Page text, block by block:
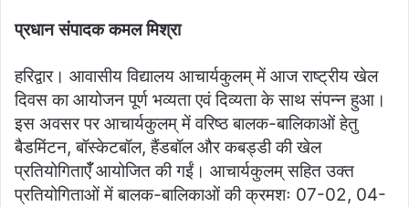
प्रधान संपादक कमल मिश्रा
हरिद्वार। आवासीय विद्यालय आचार्यकुलम् में आज राष्ट्रीय खेल
दिवस का आयोजन पूर्ण भव्यता एवं दिव्यता के साथ संपन्न हुआ।
इस अवसर पर आचार्यकुलम् में वरिष्ठ बालक-बालिकाओं हेतु
बैडमिंटन, बॉस्केटबॉल, हैंडबॉल और कबड्डी की खेल
प्रतियोगिताएँँ आयोजित की गईं। आचार्यकुलम् सहित उक्त
प्रतियोगिताओं में बालक-बालिकाओं की क्रमशः 07-02, 04-